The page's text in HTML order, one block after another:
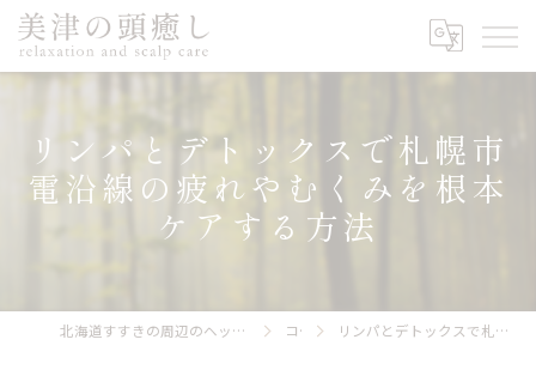
リンパとデトックスで札幌市
電沿線の疲れやむくみを根本
ケアする方法
北海道すすきの周辺のヘッドスパなら美津の頭癒し relaxation and scalp care コラム リンパとデトックスで札幌市電沿線の疲れやむくみを根本ケアする方法